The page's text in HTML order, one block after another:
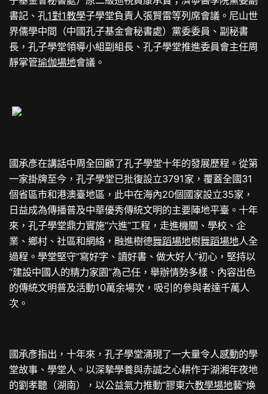
書記、孔1對1教學子學堂負責人張賢雷等列席會議。尼山世
界儒學中間（中國孔子基金會秘書處）黨委委員、副秘書
長，孔子學堂領導小組副組長、孔子學堂推進委員會主任周
靜掌管瑜伽場地會議。
國承彥在講話中周全回顧了孔子學堂十年的發展歷程。從第
一家掛牌至今，孔子學堂已批復設立3791家，覆蓋全國31
個省區市和港澳臺地區，此中在海內20個國家設立35家，
日益成為傳播普及中華優秀傳統文明的主要陣地平臺。十年
來，孔子學堂鼎力實施“六進”工程，走進機關、學校、企
業、鄉村、社區和網絡，融進樹德舞蹈場地樹舞蹈場地人全
過程。學堂堅守“寫好字、讀好書、做大好人”初心，堅持以
“建設中國人的精力家園”為己任，舉辦情勢多樣、內容出色
的傳統文明普及活動10萬余場次，吸引的參與者達千萬人
次。
國承彥指出，十年來，孔子學堂涌現了一大量令人感動的學
堂故事、學堂人。以深摯學養與赤誠之心耕作于湖湘年夜地
的劉孝聽（湖南），以公益氣力推動“膠東六教學場地藝”煥